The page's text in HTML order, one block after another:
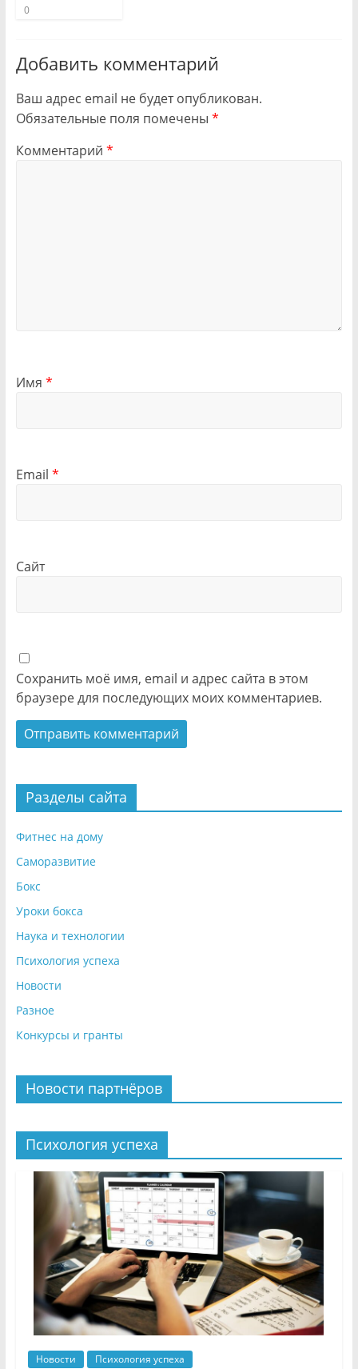
0
Добавить комментарий
Ваш адрес email не будет опубликован.
Обязательные поля помечены *
Комментарий *
Имя *
Email *
Сайт
Сохранить моё имя, email и адрес сайта в этом
браузере для последующих моих комментариев.
Разделы сайта
Фитнес на дому
Саморазвитие
Бокс
Уроки бокса
Наука и технологии
Психология успеха
Новости
Разное
Конкурсы и гранты
Новости партнёров
Психология успеха
Новости Психология успеха